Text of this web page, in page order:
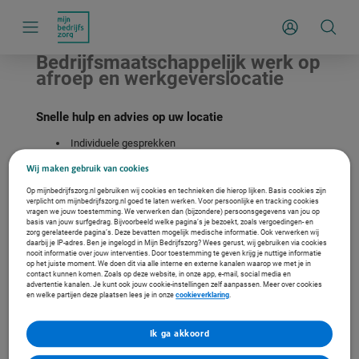
Inloggen
Bedrijfsmaatschappelijk werk op
afroep en werkgeverslocatie
Snelle hulp en advies op uw locatie
Individuele gesprekken
Voor medewerkers en leidinggevenden
Offerte aanvragen
Wij maken gebruik van cookies
Op mijnbedrijfszorg.nl gebruiken wij cookies en technieken die hierop lijken. Basis cookies zijn
verplicht om mijnbedrijfszorg.nl goed te laten werken. Voor persoonlijke en tracking cookies
vragen we jouw toestemming. We verwerken dan (bijzondere) persoonsgegevens van jou op
basis van jouw surfgedrag. Bijvoorbeeld welke pagina’s je bezoekt, zoals vergoedingen- en
zorg gerelateerde pagina’s. Deze bevatten mogelijk medische informatie. Ook verwerken wij
daarbij je IP-adres. Ben je ingelogd in Mijn Bedrijfszorg? Wees gerust, wij gebruiken via cookies
nooit informatie over jouw interventies. Door toestemming te geven krijg je nuttige informatie
op het juiste moment. We doen dit via alle interne en externe kanalen waarop we met je in
contact kunnen komen. Zoals op deze website, in onze app, e-mail, social media en
advertentie kanalen. Je kunt ook jouw cookie-instellingen zelf aanpassen. Meer over cookies
en welke partijen deze plaatsen lees je in onzecookieverklaring.
Ik ga akkoord